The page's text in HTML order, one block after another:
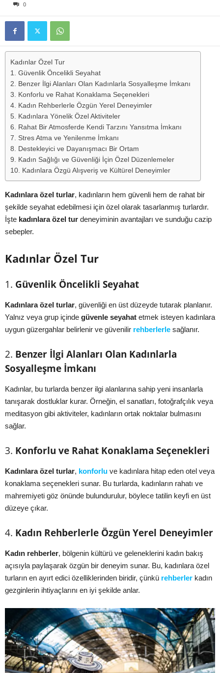
0
Kadınlar Özel Tur
1. Güvenlik Öncelikli Seyahat
2. Benzer İlgi Alanları Olan Kadınlarla Sosyalleşme İmkanı
3. Konforlu ve Rahat Konaklama Seçenekleri
4. Kadın Rehberlerle Özgün Yerel Deneyimler
5. Kadınlara Yönelik Özel Aktiviteler
6. Rahat Bir Atmosferde Kendi Tarzını Yansıtma İmkanı
7. Stres Atma ve Yenilenme İmkanı
8. Destekleyici ve Dayanışmacı Bir Ortam
9. Kadın Sağlığı ve Güvenliği İçin Özel Düzenlemeler
10. Kadınlara Özgü Alışveriş ve Kültürel Deneyimler
Kadınlara özel turlar, kadınların hem güvenli hem de rahat bir
şekilde seyahat edebilmesi için özel olarak tasarlanmış turlardır.
İşte kadınlara özel tur deneyiminin avantajları ve sunduğu cazip
sebepler.
Kadınlar Özel Tur
1. Güvenlik Öncelikli Seyahat
Kadınlara özel turlar, güvenliği en üst düzeyde tutarak planlanır.
Yalnız veya grup içinde güvenle seyahat etmek isteyen kadınlara
uygun güzergahlar belirlenir ve güvenilir rehberlerle sağlanır.
2. Benzer İlgi Alanları Olan Kadınlarla
Sosyalleşme İmkanı
Kadınlar, bu turlarda benzer ilgi alanlarına sahip yeni insanlarla
tanışarak dostluklar kurar. Örneğin, el sanatları, fotoğrafçılık veya
meditasyon gibi aktiviteler, kadınların ortak noktalar bulmasını
sağlar.
3. Konforlu ve Rahat Konaklama Seçenekleri
Kadınlara özel turlar, konforlu ve kadınlara hitap eden otel veya
konaklama seçenekleri sunar. Bu turlarda, kadınların rahatı ve
mahremiyeti göz önünde bulundurulur, böylece tatilin keyfi en üst
düzeye çıkar.
4. Kadın Rehberlerle Özgün Yerel Deneyimler
Kadın rehberler, bölgenin kültürü ve geleneklerini kadın bakış
açısıyla paylaşarak özgün bir deneyim sunar. Bu, kadınlara özel
turların en ayırt edici özelliklerinden biridir, çünkü rehberler kadın
gezginlerin ihtiyaçlarını en iyi şekilde anlar.